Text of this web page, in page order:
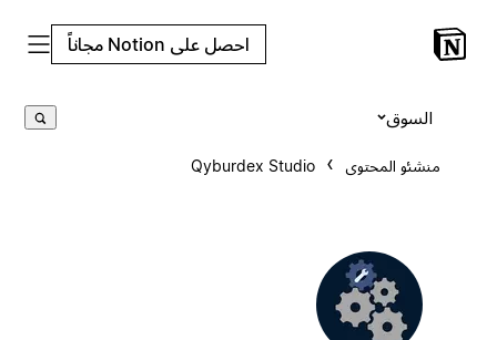
احصل على Notion مجاناً
منشئو المحتوى Qyburdex Studio